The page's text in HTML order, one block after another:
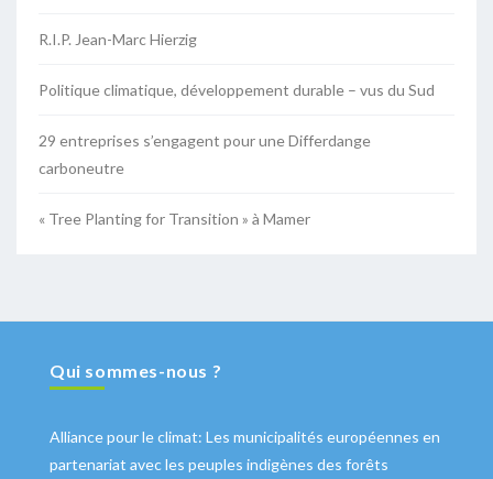
R.I.P. Jean-Marc Hierzig
Politique climatique, développement durable – vus du Sud
29 entreprises s’engagent pour une Differdange
carboneutre
« Tree Planting for Transition » à Mamer
Qui sommes-nous ?
Alliance pour le climat: Les municipalités européennes en
partenariat avec les peuples indigènes des forêts